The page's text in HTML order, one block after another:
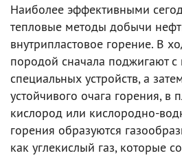
Наиболее эффективными
тепловые методы добычи
внутрипластовое горение. В
породой сначала поджигают
специальных устройств, а
устойчивого очага горения, в
кислород или кислородно-
горения образуются
как углекислый газ, которые